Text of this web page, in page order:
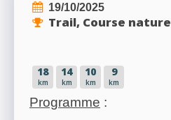
19/10/2025
Trail, Course nature
18
km
14
km
10
km
9
km
Programme :